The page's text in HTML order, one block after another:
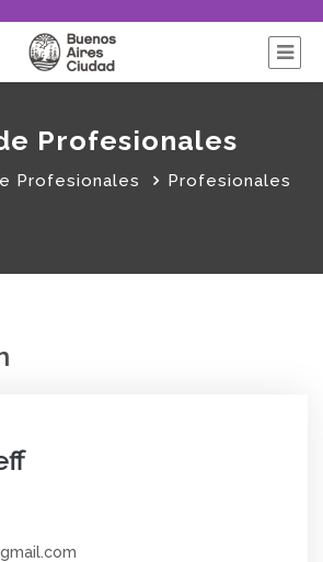
Profesionales
Profesionales Profesionales